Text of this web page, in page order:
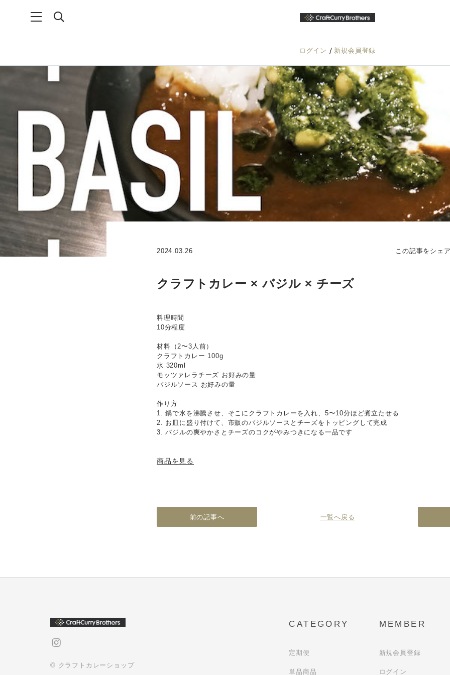
ログイン / 新規会員登録
2024.03.26 この記事をシェ
クラフトカレー × バジル × チーズ
料理時間
10分程度
材料（2〜3人前）
クラフトカレー 100g
水 320ml
モッツァレラチーズ お好みの量
バジルソース お好みの量
作り方
1. 鍋で水を沸騰させ、そこにクラフトカレーを入れ、5〜10分ほど煮立たせる
2. お皿に盛り付けて、市販のバジルソースとチーズをトッピングして完成
3. バジルの爽やかさとチーズのコクがやみつきになる一品です
商品を見る
前の記事へ 一覧へ戻る
© クラフトカレーショップ
CATEGORY
定期便
単品商品
MEMBER
新規会員登録
ログイン